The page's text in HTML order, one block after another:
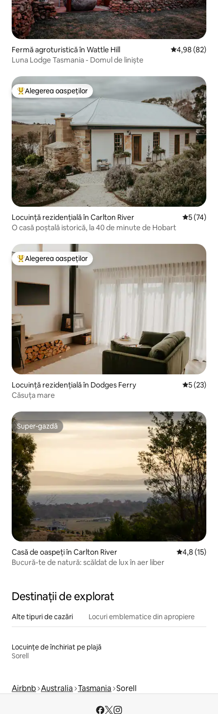
Fermă agroturistică în Wattle Hill Scor mediu
4,98 (82)
Luna Lodge Tasmania - Domul de liniște
Locuință din topul categoriei Alegerea oaspeților
Alegerea oaspeților
Locuință rezidențială în Carlton River Scor
5 (74)
O casă poștală istorică, la 40 de minute de Hobart
Locuință din topul categoriei Alegerea oaspeților
Alegerea oaspeților
Locuință rezidențială în Dodges Ferry Scor
5 (23)
Căsuța mare
Super-gazdă
Super-gazdă
Casă de oaspeți în Carlton River Scor mediu
4,8 (15)
Bucură-te de natură: scăldat de lux în aer liber
Destinații de explorat
Alte tipuri de cazări Locuri emblematice din apropiere
Locuințe de închiriat pe plajă
Sorell
Airbnb Australia Tasmania Sorell